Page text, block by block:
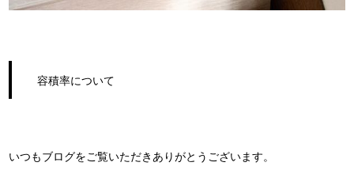
容積率について
いつもブログをご覧いただきありがとうございます。